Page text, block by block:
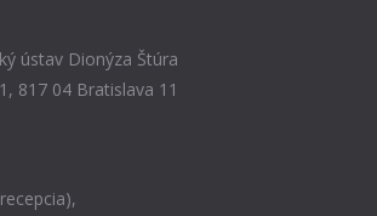
ústav Dionýza Štúra
817 04 Bratislava 11